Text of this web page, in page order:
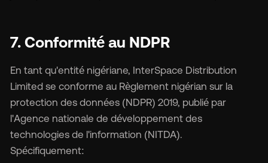
7. Conformité au NDPR
En tant qu'entité nigériane, InterSpace Distribution
Limited se conforme au Règlement nigérian sur la
protection des données (NDPR) 2019, publié par
l'Agence nationale de développement des
technologies de l'information (NITDA).
Spécifiquement: